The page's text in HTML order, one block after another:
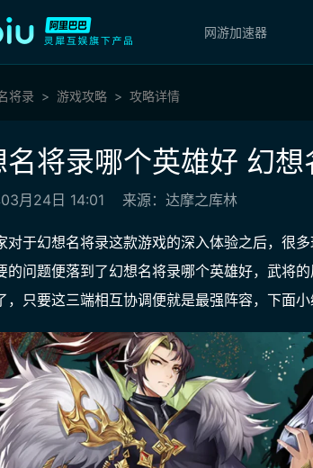
网游加速器
将录 游戏攻略 攻略详情
名将录哪个英雄好 幻
月24日 14:01 来源：达摩之库林
对于幻想名将录这款游戏的深入体验之后，很
的问题便落到了幻想名将录哪个英雄好，武将
，只要这三端相互协调便就是最强阵容，下面小